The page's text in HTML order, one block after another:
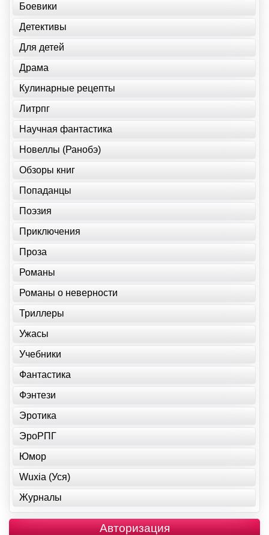
Боевики
Детективы
Для детей
Драма
Кулинарные рецепты
Литрпг
Научная фантастика
Новеллы (Ранобэ)
Обзоры книг
Попаданцы
Поэзия
Приключения
Проза
Романы
Романы о неверности
Триллеры
Ужасы
Учебники
Фантастика
Фэнтези
Эротика
ЭроРПГ
Юмор
Wuxia (Уся)
Журналы
Авторизация